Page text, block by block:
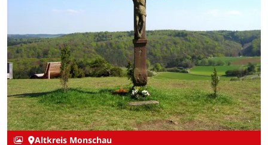
Altkreis Monschau